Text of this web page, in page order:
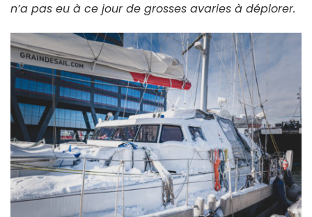
n’a pas eu à ce jour de grosses avaries à déplorer.